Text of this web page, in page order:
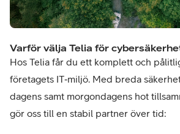
Varför välja Telia för
Hos Telia får du ett komplett och
företagets IT‑miljö. Med breda
dagens samt morgondagens hot
gör oss till en stabil partner över tid: